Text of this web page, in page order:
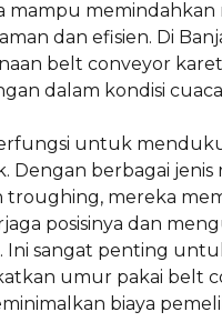
mampu memindahkan
dan efisien. Di
belt conveyor
dalam kondisi
untuk
Dengan berbagai jenis
troughing, mereka
posisinya dan
Ini sangat penting
umur pakai belt
biaya